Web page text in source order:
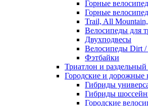
Горные
Горные
Trail, All
Велосипеды для
Двухподвесы
Велосипеды Dirt /
Фэтбайки
Триатлон и раздельный
Городские и дорожные
Гибриды
Гибриды
Городские